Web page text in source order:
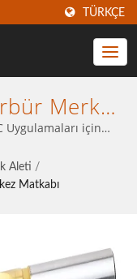
TÜRKÇE
Merkez
Takım
Uygulamaları için
Aleti /
Matkabı